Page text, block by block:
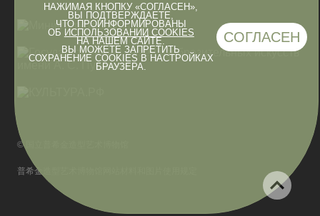
НАЖИМАЯ КНОПКУ «СОГЛАСЕН»,
ВЫ ПОДТВЕРЖДАЕТЕ,
ЧТО ПРОИНФОРМИРОВАНЫ
ОБ ИСПОЛЬЗОВАНИИ COOKIES
НА НАШЕМ САЙТЕ.
ВЫ МОЖЕТЕ ЗАПРЕТИТЬ
СОХРАНЕНИЕ COOKIES В НАСТРОЙКАХ
БРАУЗЕРА.
СОГЛАСЕН
© 国立普希金造型艺术博物馆
普希金造型艺术博物馆网站材料和图片使用规定